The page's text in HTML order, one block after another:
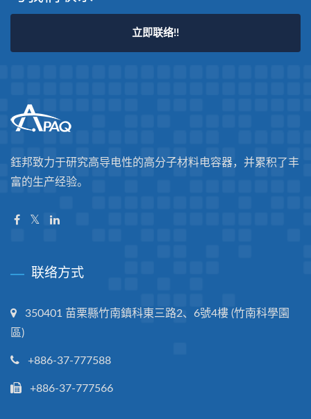
立即联络!!
鈺邦致力于研究高导电性的高分子材料电容器，并累积了丰
富的生产经验。
联络方式
350401 苗栗縣竹南鎮科東三路2、6號4樓 (竹南科學園
區)
+886-37-777588
+886-37-777566